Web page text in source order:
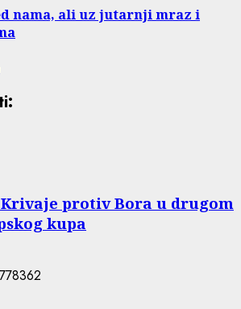
nama, ali uz jutarnji mraz i
protiv Bora u drugom
kupa